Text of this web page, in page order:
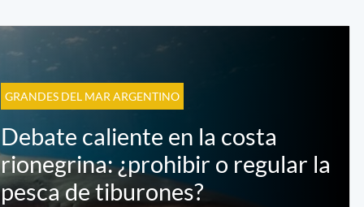
GRANDES DEL MAR ARGENTINO
Debate caliente en la costa
rionegrina: ¿prohibir o regular la
pesca de tiburones?